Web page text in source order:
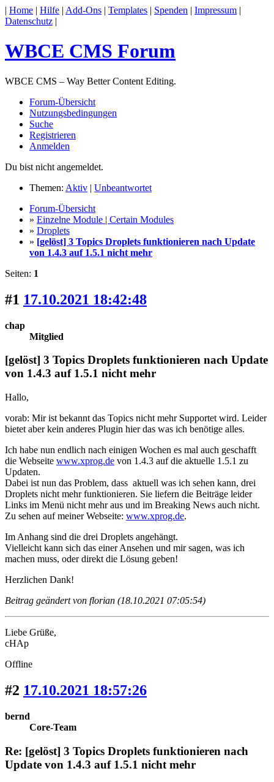
| Home | Hilfe | Add-Ons | Templates | Spenden | Impressum |
Datenschutz |
WBCE CMS Forum
WBCE CMS – Way Better Content Editing.
Forum-Übersicht
Nutzungsbedingungen
Suche
Registrieren
Anmelden
Du bist nicht angemeldet.
Themen: Aktiv | Unbeantwortet
Forum-Übersicht
» Einzelne Module | Certain Modules
» Droplets
» [gelöst] 3 Topics Droplets funktionieren nach Update
von 1.4.3 auf 1.5.1 nicht mehr
Seiten: 1
#1 17.10.2021 18:42:48
chap
Mitglied
[gelöst] 3 Topics Droplets funktionieren nach Update
von 1.4.3 auf 1.5.1 nicht mehr
Hallo,
vorab: Mir ist bekannt das Topics nicht mehr Supportet wird. Leider
bietet aber kein anderes Plugin hier das was ich benötige alles.
Ich habe nun endlich nach einigen Wochen es mal auch geschafft
die Webseite www.xprog.de von 1.4.3 auf die aktuelle 1.5.1 zu
Updaten.
Dabei ist nun das Problem, dass aktuell was ich sehen kann, drei
Droplets nicht mehr funktionieren. Sie liefern die Beiträge leider
Links im Menü nicht mehr aus und im Breaking News auch nicht.
Zu sehen auf meiner Webseite: www.xprog.de.
Im Anhang sind die drei Droplets angehängt.
Vielleicht kann sich das einer Ansehen und mir sagen, was ich
machen muss, oder direkt die Lösung geben!
Herzlichen Dank!
Beitrag geändert von florian (18.10.2021 07:05:54)
Liebe Grüße,
cHAp
Offline
#2 17.10.2021 18:57:26
bernd
Core-Team
Re: [gelöst] 3 Topics Droplets funktionieren nach
Update von 1.4.3 auf 1.5.1 nicht mehr